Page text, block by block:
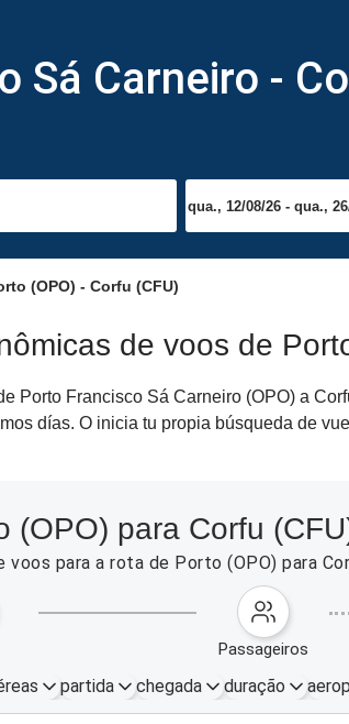
Sá Carneiro -
(OPO) - Corfu (CFU)
de voos de
Porto Francisco Sá Carneiro (OPO) a
días. O inicia tu propia búsqueda de
(OPO) para Corfu
para a rota de Porto (OPO) para
passageiros
partida chegada duração